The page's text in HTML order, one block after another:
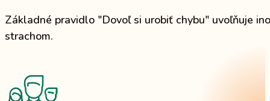
Základné pravidlo "Dovoľ si urobiť chybu" uvoľňuje
strachom.